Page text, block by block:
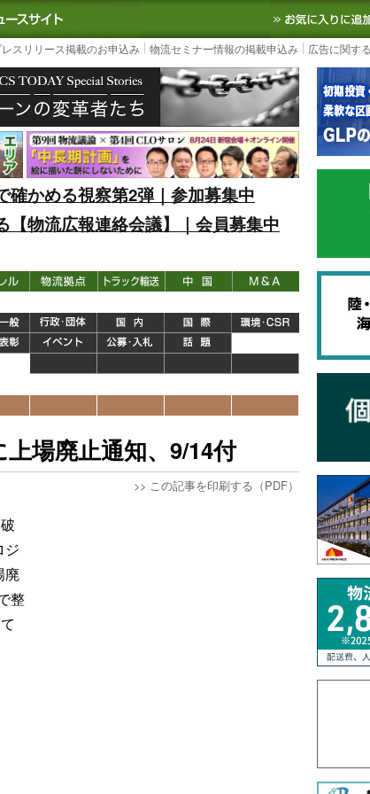
｜国内最大の物流ニュースサイト3PL, SCMなど国内外の最新の物
スリリース掲載のお申込み 物流セミナー情報の掲載申込み 広告に関す
確かめる視察第2弾｜参加募集中
【物流広報連絡会議】｜会員募集中
場廃止通知、9/14付
>> この記事を印刷する（PDF）
ジ
廃
整